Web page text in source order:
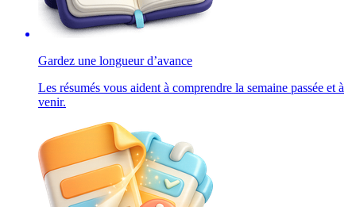
Gardez une longueur d’avance
Les résumés vous aident à comprendre la semaine passée et à
venir.